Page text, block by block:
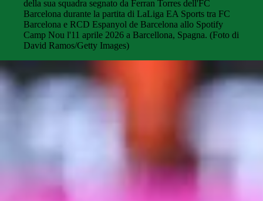
della sua squadra segnato da Ferran Torres dell'FC
Barcelona durante la partita di LaLiga EA Sports tra FC
Barcelona e RCD Espanyol de Barcelona allo Spotify
Camp Nou l'11 aprile 2026 a Barcellona, ​​Spagna. (Foto di
David Ramos/Getty Images)